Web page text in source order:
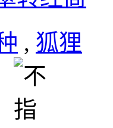
, 狐狸